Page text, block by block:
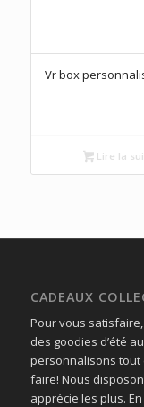
Vr box
Lire la
CADEAUX
Pour vous
des goodies d’été
personnalisons tout
faire! Nous
apprécie les plus.